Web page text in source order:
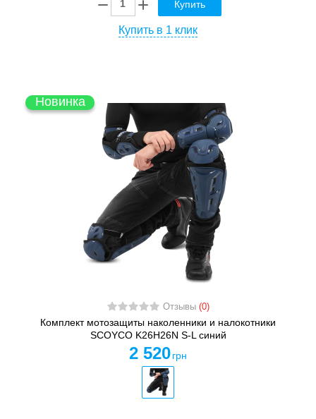
Купить
Купить в 1 клик
Новинка
Отзывы (0)
Комплект мотозащиты наколенники и налокотники
SCOYCO K26H26N S-L синий
2 520 грн